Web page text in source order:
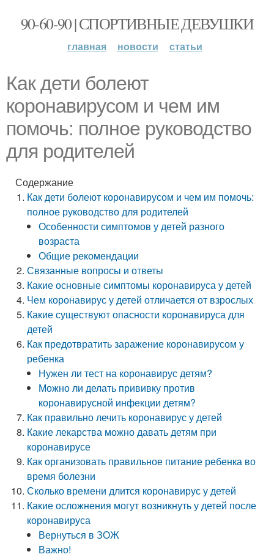
90-60-90 | СПОРТИВНЫЕ ДЕВУШКИ
главная новости статьи
Как дети болеют
коронавирусом и чем им
помочь: полное руководство
для родителей
Содержание
Как дети болеют коронавирусом и чем им помочь:
полное руководство для родителей
Особенности симптомов у детей разного
возраста
Общие рекомендации
Связанные вопросы и ответы
Какие основные симптомы коронавируса у детей
Чем коронавирус у детей отличается от взрослых
Какие существуют опасности коронавируса для
детей
Как предотвратить заражение коронавирусом у
ребенка
Нужен ли тест на коронавирус детям?
Можно ли делать прививку против
коронавирусной инфекции детям?
Как правильно лечить коронавирус у детей
Какие лекарства можно давать детям при
коронавирусе
Как организовать правильное питание ребенка во
время болезни
Сколько времени длится коронавирус у детей
Какие осложнения могут возникнуть у детей после
коронавируса
Вернуться в ЗОЖ
Важно!